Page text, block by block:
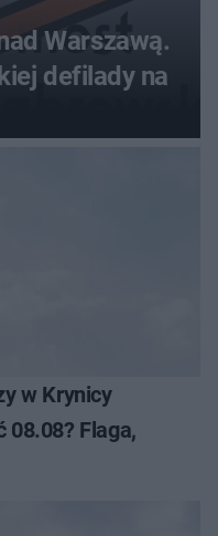
Warszawą.
defilady na
w Krynicy
08.08? Flaga,